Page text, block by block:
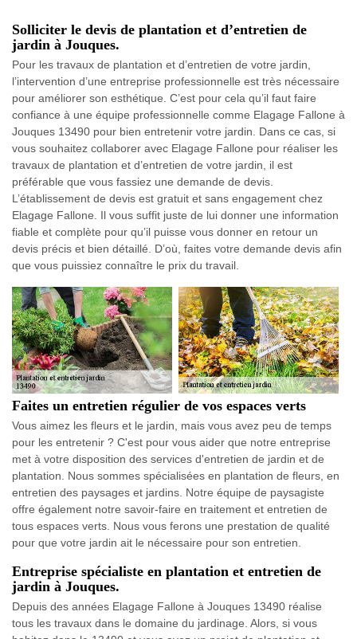
Solliciter le devis de plantation et d’entretien de
jardin à Jouques.
Pour les travaux de plantation et d’entretien de votre jardin,
l’intervention d’une entreprise professionnelle est très nécessaire
pour améliorer son esthétique. C’est pour cela qu’il faut faire
confiance à une équipe professionnelle comme Elagage Fallone à
Jouques 13490 pour bien entretenir votre jardin. Dans ce cas, si
vous souhaitez collaborer avec Elagage Fallone pour réaliser les
travaux de plantation et d’entretien de votre jardin, il est
préférable que vous fassiez une demande de devis.
L’établissement de devis est gratuit et sans engagement chez
Elagage Fallone. Il vous suffit juste de lui donner une information
fiable et complète pour qu’il puisse vous donner en retour un
devis précis et bien détaillé. D’où, faites votre demande devis afin
que vous puissiez connaître le prix du travail.
Faites un entretien régulier de vos espaces verts
Vous aimez les fleurs et le jardin, mais vous avez peu de temps
pour les entretenir ? C'est pour vous aider que notre entreprise
met à votre disposition des services d'entretien de jardin et de
plantation. Nous sommes spécialisées en plantation de fleurs, en
entretien des paysages et jardins. Notre équipe de paysagiste
offre également notre savoir-faire en traitement et entretien de
tous espaces verts. Nous vous ferons une prestation de qualité
pour que votre jardin ait le nécessaire pour son entretien.
Entreprise spécialiste en plantation et entretien de
jardin à Jouques.
Depuis des années Elagage Fallone à Jouques 13490 réalise
tous les travaux dans le domaine du jardinage. Alors, si vous